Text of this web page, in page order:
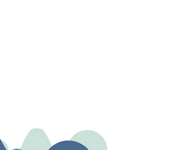
ili e-mailom na adresu: